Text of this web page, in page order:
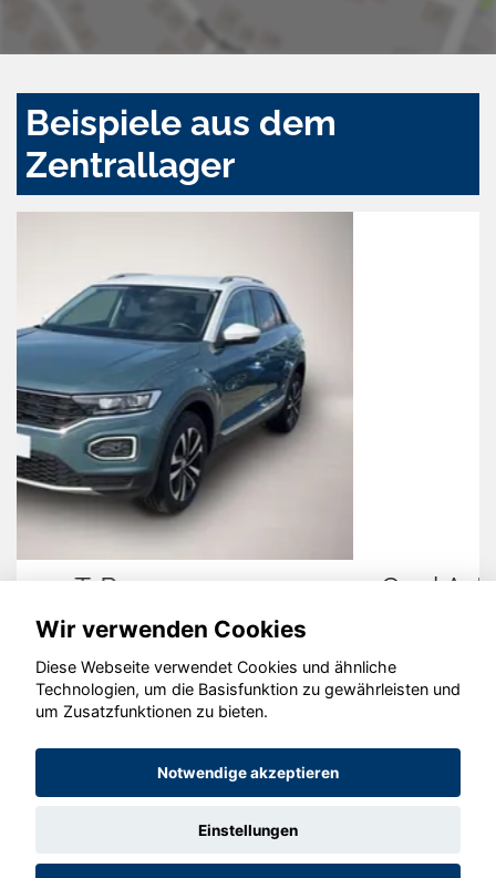
Beispiele aus dem
Zentrallager
Opel Astra
© konjunkturmotor.de GmbH 2020 - 2026
Wir verwenden Cookies
Diese Webseite verwendet Cookies und ähnliche
Technologien, um die Basisfunktion zu gewährleisten und
um Zusatzfunktionen zu bieten.
Notwendige akzeptieren
Einstellungen